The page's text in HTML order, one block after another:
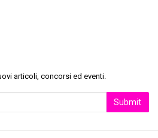
articoli, concorsi ed eventi.